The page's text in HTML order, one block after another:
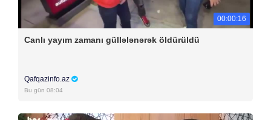
00:00:16
Canlı yayım zamanı güllələnərək öldürüldü
Qafqazinfo.az
Bu gün 08:04